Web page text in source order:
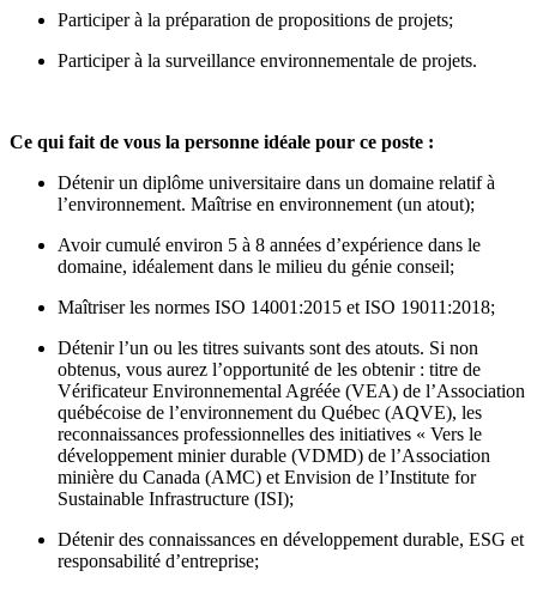
Participer à la préparation de propositions de projets;
Participer à la surveillance environnementale de projets.
Ce qui fait de vous la personne idéale pour ce poste :
Détenir un diplôme universitaire dans un domaine relatif à
l’environnement. Maîtrise en environnement (un atout);
Avoir cumulé environ 5 à 8 années d’expérience dans le
domaine, idéalement dans le milieu du génie conseil;
Maîtriser les normes ISO 14001:2015 et ISO 19011:2018;
Détenir l’un ou les titres suivants sont des atouts. Si non
obtenus, vous aurez l’opportunité de les obtenir : titre de
Vérificateur Environnemental Agréée (VEA) de l’Association
québécoise de l’environnement du Québec (AQVE), les
reconnaissances professionnelles des initiatives « Vers le
développement minier durable (VDMD) de l’Association
minière du Canada (AMC) et Envision de l’Institute for
Sustainable Infrastructure (ISI);
Détenir des connaissances en développement durable, ESG et
responsabilité d’entreprise;